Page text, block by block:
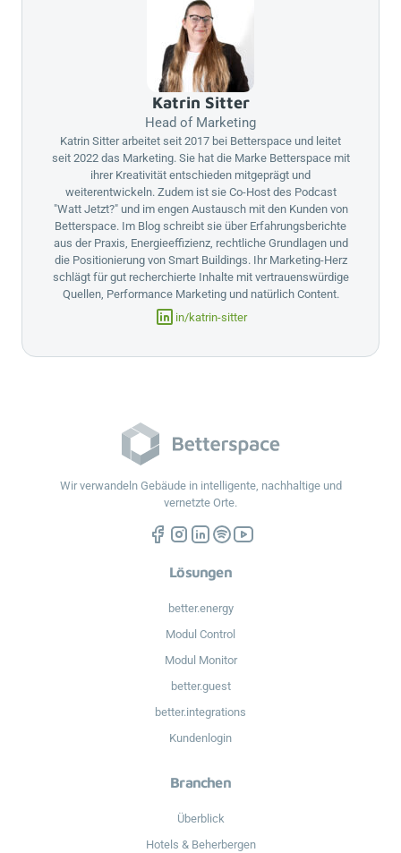
Katrin Sitter
Head of Marketing
Katrin Sitter arbeitet seit 2017 bei Betterspace und leitet
seit 2022 das Marketing. Sie hat die Marke Betterspacemit
ihrer Kreativität entschieden mitgeprägt und
weiterentwickeln. Zudem ist sie Co-Host des Podcast
"Watt Jetzt?" und im engen Austausch mit den Kunden von
Betterspace. Im Blog schreibt sie über Erfahrungsberichte
aus der Praxis, Energieeffizienz, rechtliche Grundlagen und
die Positionierung von Smart Buildings. Ihr Marketing-Herz
schlägt für gut recherchierte Inhalte mit vertrauenswürdige
Quellen, Performance Marketing und natürlich Content.
in/katrin-sitter
Wir verwandeln Gebäude in intelligente, nachhaltige und
vernetzte Orte.
Lösungen
better.energy
Modul Control
Modul Monitor
better.guest
better.integrations
Kundenlogin
Branchen
Überblick
Hotels & Beherbergen